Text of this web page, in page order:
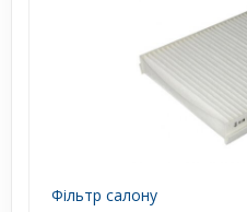
Фільтр салону